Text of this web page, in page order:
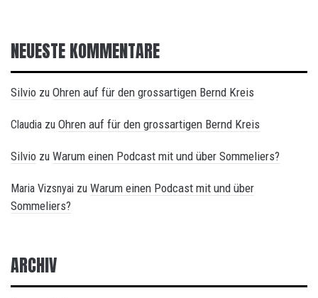
NEUESTE KOMMENTARE
Silvio zu Ohren auf für den grossartigen Bernd Kreis
Claudia zu Ohren auf für den grossartigen Bernd Kreis
Silvio zu Warum einen Podcast mit und über Sommeliers?
Maria Vizsnyai zu Warum einen Podcast mit und über
Sommeliers?
ARCHIV